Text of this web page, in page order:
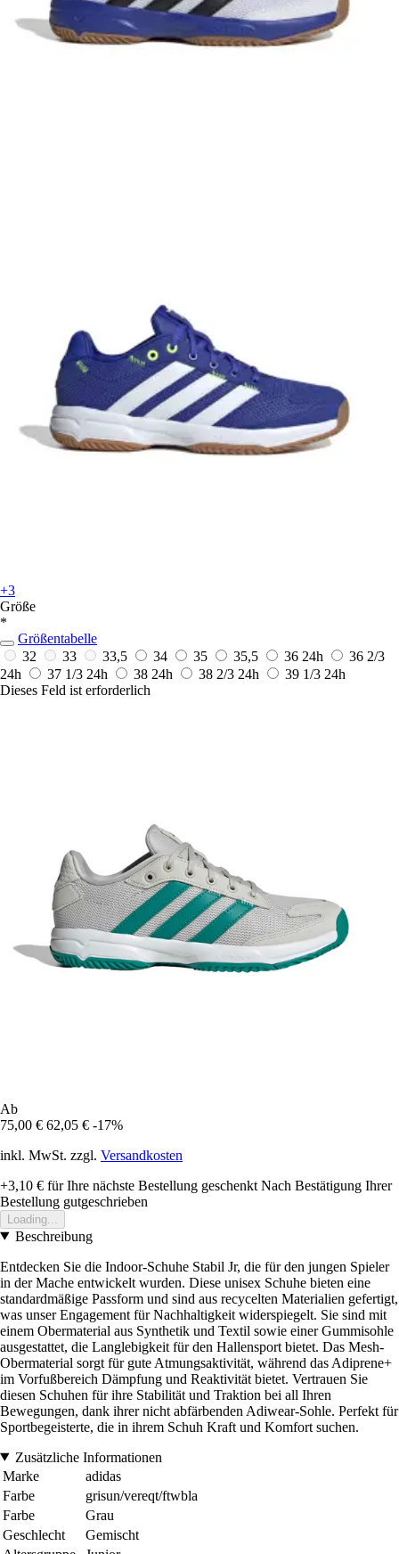
+3
Größe
*
Größentabelle
32
33 33,5 34 35 35,5 36 24h
36 2/3
24h
37 1/3 24h 38 24h 38 2/3 24h 39 1/3 24h
Dieses Feld ist erforderlich
Ab
75,00 € 62,05 € -17%
inkl. MwSt. zzgl. Versandkosten
+3,10 € für Ihre nächste Bestellung geschenkt Nach Bestätigung Ihrer
Bestellung gutgeschrieben
Loading...
Beschreibung
Entdecken Sie die Indoor-Schuhe Stabil Jr, die für den jungen Spieler
in der Mache entwickelt wurden. Diese unisex Schuhe bieten eine
standardmäßige Passform und sind aus recycelten Materialien gefertigt,
was unser Engagement für Nachhaltigkeit widerspiegelt. Sie sind mit
einem Obermaterial aus Synthetik und Textil sowie einer Gummisohle
ausgestattet, die Langlebigkeit für den Hallensport bietet. Das Mesh-
Obermaterial sorgt für gute Atmungsaktivität, während das Adiprene+
im Vorfußbereich Dämpfung und Reaktivität bietet. Vertrauen Sie
diesen Schuhen für ihre Stabilität und Traktion bei all Ihren
Bewegungen, dank ihrer nicht abfärbenden Adiwear-Sohle. Perfekt für
Sportbegeisterte, die in ihrem Schuh Kraft und Komfort suchen.
Zusätzliche Informationen
Marke
adidas
Farbe
grisun/vereqt/ftwbla
Farbe
Grau
Geschlecht
Gemischt